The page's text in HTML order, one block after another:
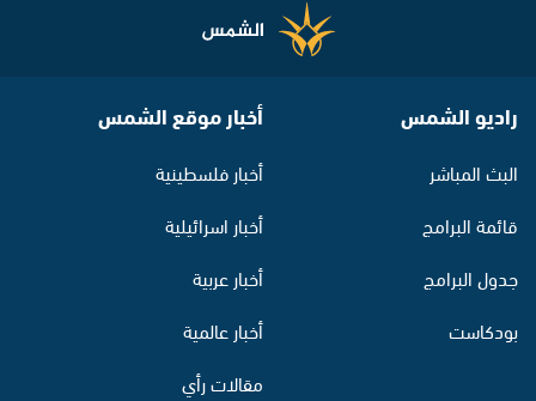
راديو الشمس
البث المباشر
قائمة البرامج
جدول البرامج
بودكاست
أخبار موقع الشمس
أخبار فلسطينية
أخبار اسرائيلية
أخبار عربية
أخبار عالمية
مقالات رأي